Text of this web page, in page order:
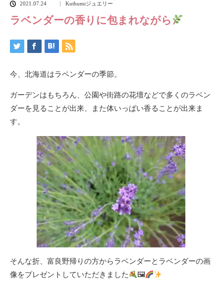
2021.07.24 Kuthumiジュエリー
ラベンダーの香りに包まれながら
今、北海道はラベンダーの季節。
ガーデンはもちろん、公園や街路の花壇などで多くのラベン
ダーを見ることが出来、また体いっぱい香ることが出来ま
す。
そんな折、富良野帰りの方からラベンダーとラベンダーの画
像をプレゼントしていただきました
🖼